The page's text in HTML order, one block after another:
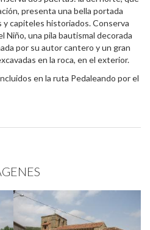
presenta una bella portada
y capiteles historiados. Conserva
Niño, una pila bautismal decorada
por su autor cantero y un gran
en la roca, en el exterior.
en la ruta Pedaleando por el